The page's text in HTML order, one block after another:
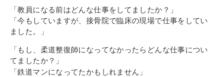
その他
個人情報の取り扱いについて
「教員になる前はどんな仕事をしてましたか？」
「今もしていますが、接骨院で臨床の現場で仕事をしてい
ました。」
「もし、柔道整復師になってなかったらどんな仕事につい
てましたか？」
「鉄道マンになってたかもしれません」